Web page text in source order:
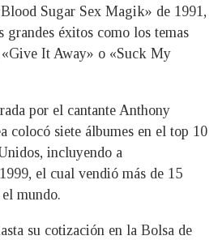
Sugar Sex Magik» de 1991,
grandes éxitos como los temas
It Away» o «Suck My
por el cantante Anthony
colocó siete álbumes en el top 10
incluyendo a
el cual vendió más de 15
mundo.
su cotización en la Bolsa de